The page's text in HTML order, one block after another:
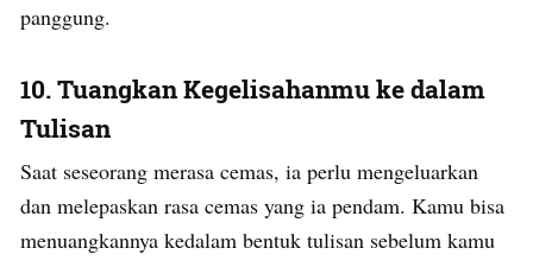
panggung.
10. Tuangkan Kegelisahanmu ke dalam
Tulisan
Saat seseorang merasa cemas, ia perlu mengeluarkan
dan melepaskan rasa cemas yang ia pendam. Kamu bisa
menuangkannya kedalam bentuk tulisan sebelum kamu